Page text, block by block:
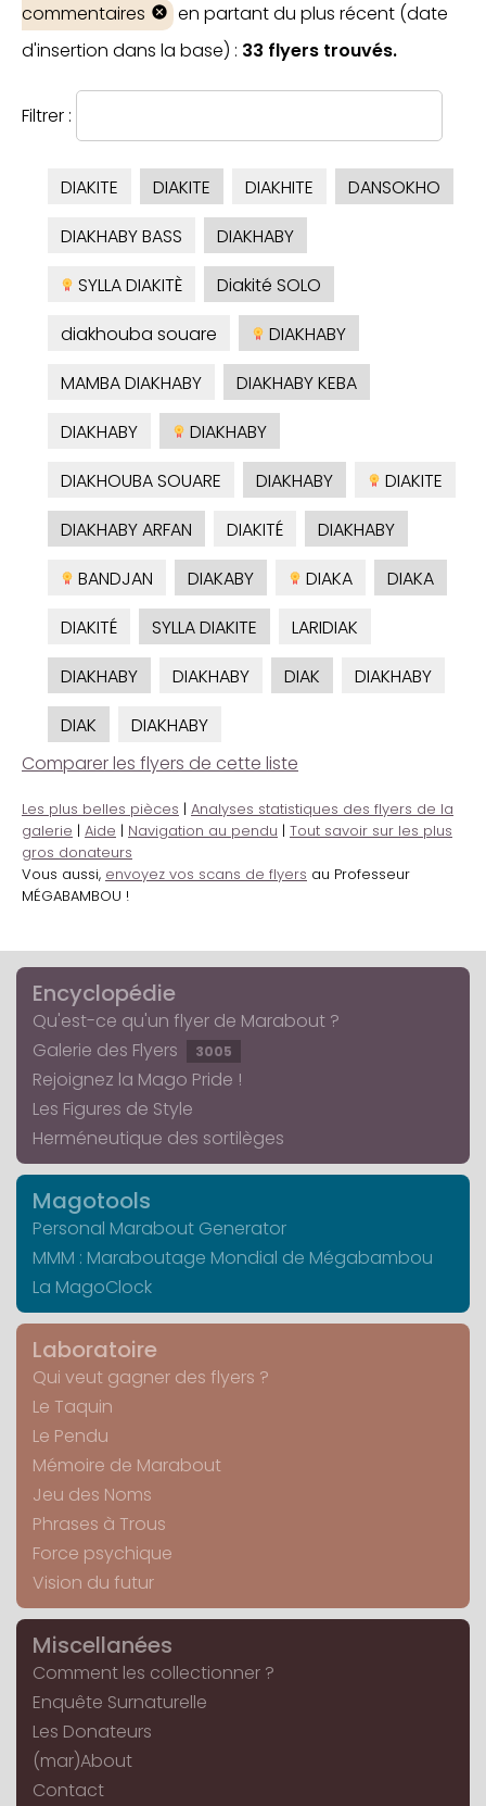
commentaires
en partant du plus récent (date
d'insertion dans la base) : 33 flyers trouvés.
Filtrer :
DIAKITE DIAKITE DIAKHITE
DANSOKHO
DIAKHABY BASS
DIAKHABY
SYLLA DIAKITÈ
Diakité SOLO
diakhouba souare
DIAKHABY
MAMBA DIAKHABY
DIAKHABY KEBA
DIAKHABY
DIAKHABY
DIAKHOUBA SOUARE
DIAKHABY
DIAKITE
DIAKHABY ARFAN
DIAKITÉ
DIAKHABY
BANDJAN
DIAKABY DIAKA
DIAKA
DIAKITÉ
SYLLA DIAKITE
LARIDIAK
DIAKHABY
DIAKHABY DIAK
DIAKHABY
DIAK
DIAKHABY
Comparer les flyers de cette liste
Les plus belles pièces | Analyses statistiques des flyers de la
galerie | Aide | Navigation au pendu | Tout savoir sur les plus
gros donateurs
Vous aussi, envoyez vos scans de flyers au Professeur
MÉGABAMBOU !
Encyclopédie
Qu'est-ce qu'un flyer de Marabout ?
Galerie des Flyers
3005
Rejoignez la Mago Pride !
Les Figures de Style
Herméneutique des sortilèges
Magotools
Personal Marabout Generator
MMM : Maraboutage Mondial de Mégabambou
La MagoClock
Laboratoire
Qui veut gagner des flyers ?
Le Taquin
Le Pendu
Mémoire de Marabout
Jeu des Noms
Phrases à Trous
Force psychique
Vision du futur
Miscellanées
Comment les collectionner ?
Enquête Surnaturelle
Les Donateurs
(mar)About
Contact